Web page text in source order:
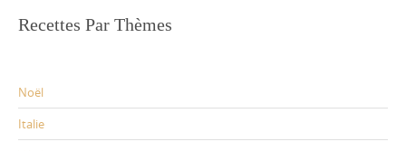
Recettes Par Thèmes
Noël
Italie